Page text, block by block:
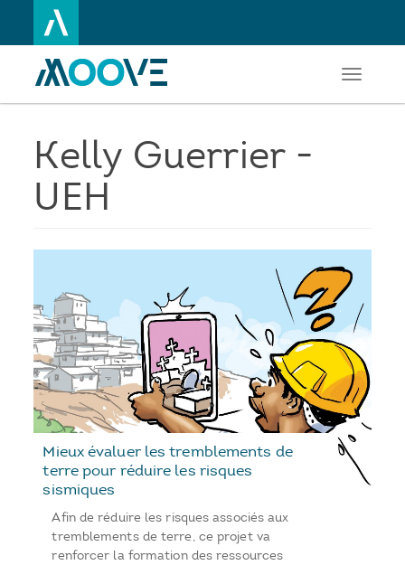
au
principal
Toggle
Kelly Guerrier -
UEH
Mieux évaluer les tremblements de
terre pour réduire les risques
sismiques
Afin de réduire les risques associés aux
tremblements de terre, ce projet va
renforcer la formation des ressources